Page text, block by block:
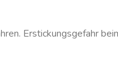
Erstickungsgefahr